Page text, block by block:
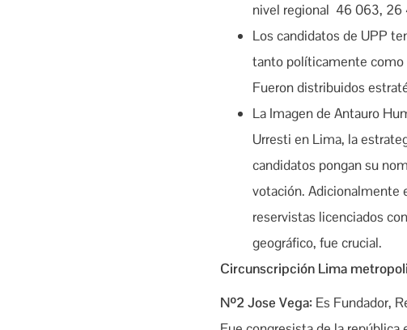
nivel regional 46 063, 26
Los candidatos de UPP
tanto políticamente como
Fueron distribuidos
La Imagen de Antauro
Urresti en Lima, la
candidatos pongan su
votación. Adicionalmente
reservistas licenciados
geográfico, fue crucial.
Circunscripción Lima
Nº2 Jose Vega: Es Fundador,